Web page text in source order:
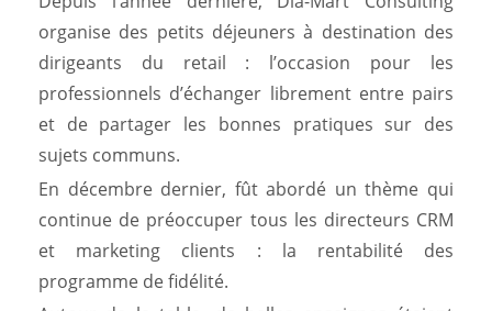
organise des petits déjeuners à destination des
dirigeants du retail : l’occasion pour les
professionnels d’échanger librement entre pairs
et de partager les bonnes pratiques sur des
sujets communs.
En décembre dernier, fût abordé un thème qui
continue de préoccuper tous les directeurs CRM
et marketing clients : la rentabilité des
programme de fidélité.